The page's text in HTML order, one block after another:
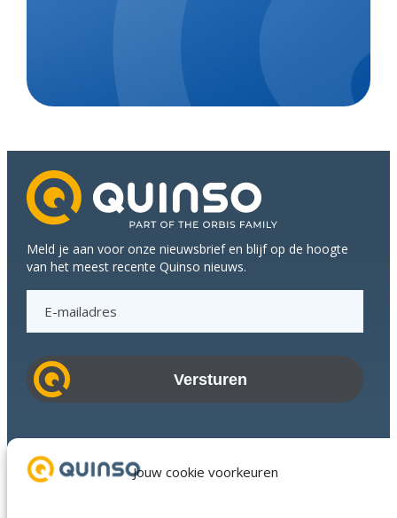
Jouw cookie voorkeuren
Meld je aan voor onze nieuwsbrief en blijf op de hoogte
van het meest recente Quinso nieuws.
a
i
d
r
Succesverhalen
Diensten